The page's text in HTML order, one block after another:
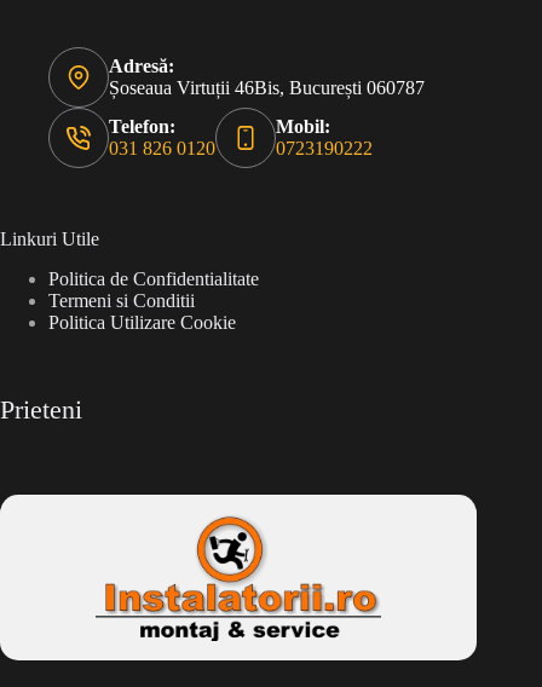
Adresă:
Șoseaua Virtuții 46Bis, București 060787
Telefon:
031 826 0120
Mobil:
0723190222
Linkuri Utile
Politica de Confidentialitate
Termeni si Conditii
Politica Utilizare Cookie
Prieteni